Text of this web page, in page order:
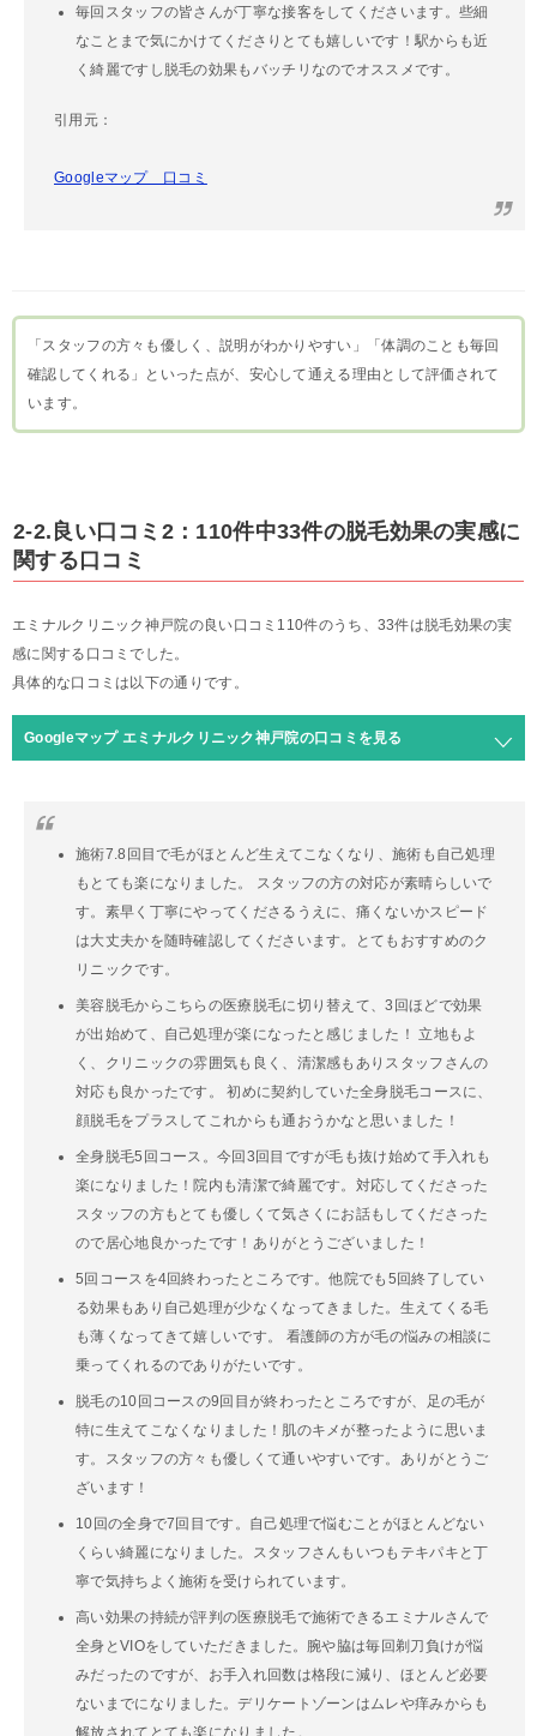
毎回スタッフの皆さんが丁寧な接客をしてくださいます。些細
なことまで気にかけてくださりとても嬉しいです！駅からも近
く綺麗ですし脱毛の効果もバッチリなのでオススメです。
引用元：
Googleマップ 口コミ
「スタッフの方々も優しく、説明がわかりやすい」「体調のことも毎回
確認してくれる」といった点が、安心して通える理由として評価されて
います。
2-2.良い口コミ2：110件中33件の脱毛効果の実感に
関する口コミ
エミナルクリニック神戸院の良い口コミ110件のうち、33件は脱毛効果の実
感に関する口コミでした。
具体的な口コミは以下の通りです。
Googleマップ エミナルクリニック神戸院の口コミを見る
施術7.8回目で毛がほとんど生えてこなくなり、施術も自己処理
もとても楽になりました。 スタッフの方の対応が素晴らしいで
す。素早く丁寧にやってくださるうえに、痛くないかスピード
は大丈夫かを随時確認してくださいます。とてもおすすめのク
リニックです。
美容脱毛からこちらの医療脱毛に切り替えて、3回ほどで効果
が出始めて、自己処理が楽になったと感じました！ 立地もよ
く、クリニックの雰囲気も良く、清潔感もありスタッフさんの
対応も良かったです。 初めに契約していた全身脱毛コースに、
顔脱毛をプラスしてこれからも通おうかなと思いました！
全身脱毛5回コース。今回3回目ですが毛も抜け始めて手入れも
楽になりました！院内も清潔で綺麗です。対応してくださった
スタッフの方もとても優しくて気さくにお話もしてくださった
ので居心地良かったです！ありがとうございました！
5回コースを4回終わったところです。他院でも5回終了してい
る効果もあり自己処理が少なくなってきました。生えてくる毛
も薄くなってきて嬉しいです。 看護師の方が毛の悩みの相談に
乗ってくれるのでありがたいです。
脱毛の10回コースの9回目が終わったところですが、足の毛が
特に生えてこなくなりました！肌のキメが整ったように思いま
す。スタッフの方々も優しくて通いやすいです。ありがとうご
ざいます！
10回の全身で7回目です。自己処理で悩むことがほとんどない
くらい綺麗になりました。スタッフさんもいつもテキパキと丁
寧で気持ちよく施術を受けられています。
高い効果の持続が評判の医療脱毛で施術できるエミナルさんで
全身とVIOをしていただきました。腕や脇は毎回剃刀負けが悩
みだったのですが、お手入れ回数は格段に減り、ほとんど必要
ないまでになりました。デリケートゾーンはムレや痒みからも